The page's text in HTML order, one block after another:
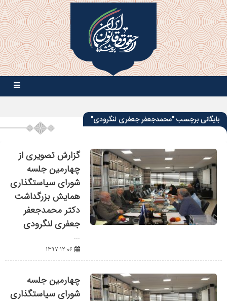
بایگانی برچسب "محمدجعفر جعفری لنگرودی"
گزارش تصویری از
چهارمین جلسه
شورای سیاستگذاری
همایش بزرگداشت
دکتر محمدجعفر
جعفری لنگرودی
...
چهارمین جلسه
شورای سیاستگذاری